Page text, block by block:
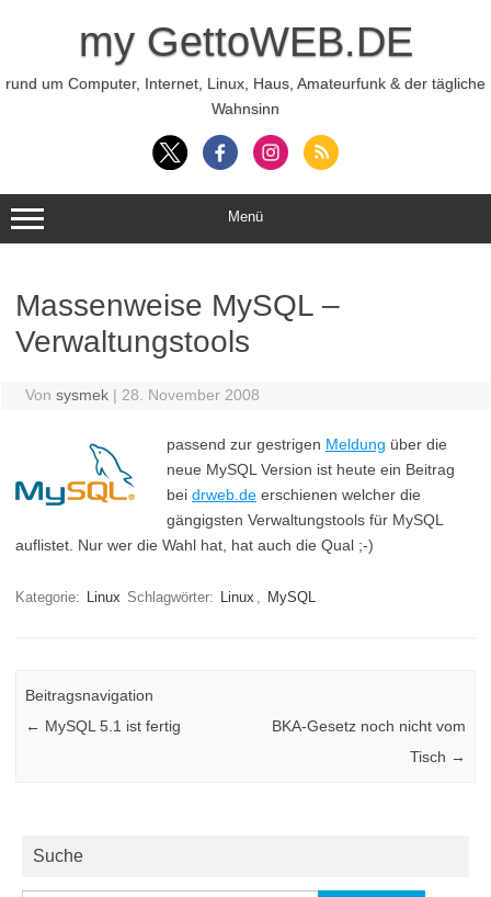
my GettoWEB.DE
rund um Computer, Internet, Linux, Haus, Amateurfunk & der tägliche
Wahnsinn
Menü
Massenweise MySQL –
Verwaltungstools
Von sysmek | 28. November 2008
passend zur gestrigen Meldung über die
neue MySQL Version ist heute ein Beitrag
bei drweb.de erschienen welcher die
gängigsten Verwaltungstools für MySQL
auflistet. Nur wer die Wahl hat, hat auch die Qual ;-)
Kategorie: Linux Schlagwörter: Linux , MySQL
Beitragsnavigation
← MySQL 5.1 ist fertig
BKA-Gesetz noch nicht vom
Tisch →
Suche